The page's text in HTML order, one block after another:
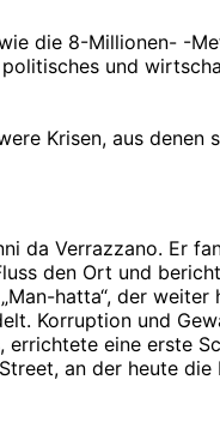
die 8-Millionen- -
und
Krisen, aus
da Verrazzano. Er
den Ort und
hatta“, der
Korruption und
eine erste
an der heute die